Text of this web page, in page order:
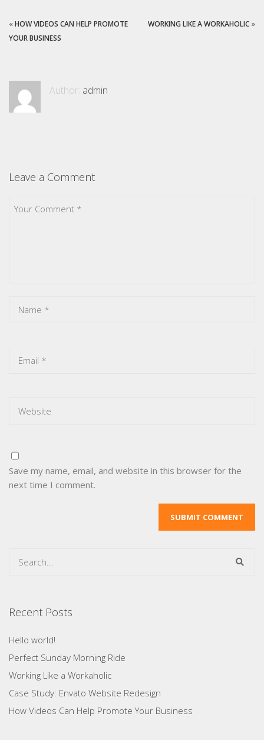
«HOW VIDEOS CAN HELP PROMOTE
YOUR BUSINESS
WORKING LIKE A WORKAHOLIC »
Author: admin
Leave a Comment
Save my name, email, and website in this browser for the
next time I comment.
Recent Posts
Hello world!
Perfect Sunday Morning Ride
Working Like a Workaholic
Case Study: Envato Website Redesign
How Videos Can Help Promote Your Business